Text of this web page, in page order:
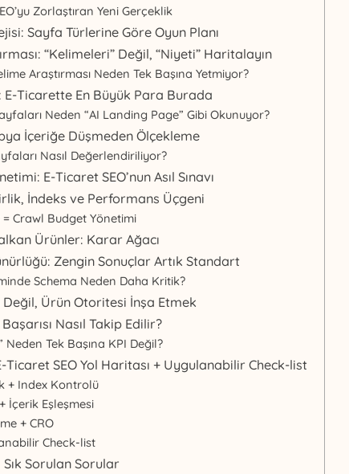
Zorlaştıran Yeni Gerçeklik
Sayfa Türlerine Göre Oyun Planı
“Kelimeleri” Değil, “Niyeti” Haritalayın
Araştırması Neden Tek Başına Yetmiyor?
E-Ticarette En Büyük Para Burada
Neden “AI Landing Page” Gibi Okunuyor?
İçeriğe Düşmeden Ölçekleme
Nasıl Değerlendiriliyor?
E-Ticaret SEO’nun Asıl Sınavı
İndeks ve Performans Üçgeni
= Crawl Budget Yönetimi
Ürünler: Karar Ağacı
Zengin Sonuçlar Artık Standart
Schema Neden Daha Kritik?
Değil, Ürün Otoritesi İnşa Etmek
Nasıl Takip Edilir?
Neden Tek Başına KPI Değil?
SEO Yol Haritası + Uygulanabilir Check-list
+ Index Kontrolü
İçerik Eşleşmesi
+ CRO
Check-list
Sorulan Sorular